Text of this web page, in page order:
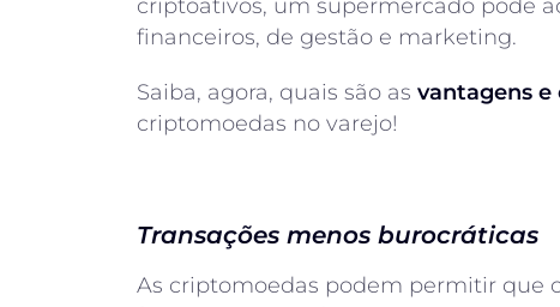
criptoativos, um supermercado pode
financeiros, de gestão e marketing.
Saiba, agora, quais são as vantagens
criptomoedas no varejo!
Transações menos burocráticas
As criptomoedas podem permitir que